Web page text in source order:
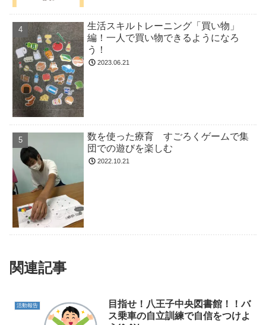
生活スキルトレーニング「買い物」
編！一人で買い物できるようになろ
う！
2023.06.21
数を使った療育 すごろくゲームで集
団での遊びを楽しむ
2022.10.21
関連記事
活動報告
目指せ！八王子中央図書館！！バ
ス乗車の自立訓練で自信をつけよ